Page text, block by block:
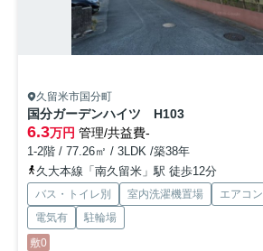
久留米市国分町
国分ガーデンハイツ H103
6.3万円 管理/共益費-
1-2階 / 77.26㎡ / 3LDK /築38年
久大本線「南久留米」駅 徒歩12分
バス・トイレ別 室内洗濯機置場 エアコン
電気有
駐輪場
敷0